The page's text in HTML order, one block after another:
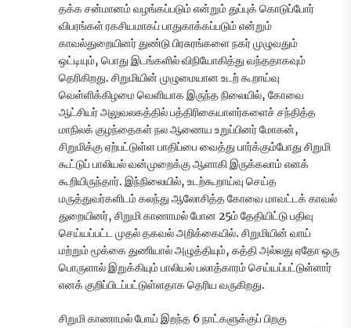
தக்க சன்மானம் வழங்கப்படும் என்றும் துப்புக் கொடுப்போர்
விபரங்கள் ரகசியமாகப் பாதுகாக்கப்படும் என்றும்
காவல்துறையினர் துண்டு பிரசுரங்களை நகர் முழுவதும்
ஒட்டியும், பொது இடங்களில் விநியோகித்து வந்ததாகவும்
தெரிகிறது. சிறுமியின் முழுமையான உடற் கூறாய்வு
வெள்ளிக்கிழமை வெளியாக இருந்த நிலையில், கோவை
ஆட்சியர் அலுவலகத்தில் பத்திரிகையாளர்களைச் சந்தித்த
மாநிலக் குழந்தைகள் நல ஆணைய உறுப்பினர் மோகன்,
சிறுமிக்கு ஏற்பட்டுள்ள பாதிப்பை வைத்து பார்க்கும்போது சிறுமி
கூட்டுப் பாலியல் வன்முறைக்கு ஆளாகி இருக்கலாம் எனக்
கூறியிருந்தார். இந்நிலையில், உடற்கூறாய்வு செய்த
மருத்துவர்களிடம் கலந்து ஆலோசித்த கோவை மாவட்டக் காவல்
துறையினர், சிறுமி காணாமல் போன 25ம் தேதியிட்டு பதிவு
செய்யப்பட்ட முதல் தகவல் அறிக்கையில். சிறுமியின் வாய்
மற்றும் மூக்கை துணியால் அழுத்தியும், கத்தி அல்லது ஏதோ ஒரு
பொருளால் இறுக்கியும் பாலியல் பலாத்காரம் செய்யப்பட்டுள்ளார்
எனக் குறிப்பிடப்பட்டுள்ளதாக தெரிய வருகிறது.
சிறுமி காணாமல் போய் இறந்த 6 நாட்களுக்குப் பிறகு